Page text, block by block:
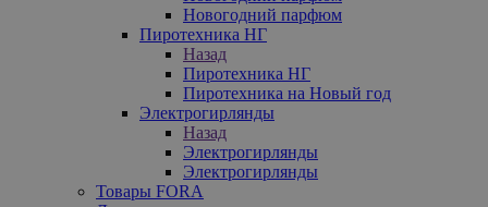
Новогодний парфюм
Пиротехника НГ
Назад
Пиротехника НГ
Пиротехника на Новый год
Электрогирлянды
Назад
Электрогирлянды
Электрогирлянды
Товары FORA